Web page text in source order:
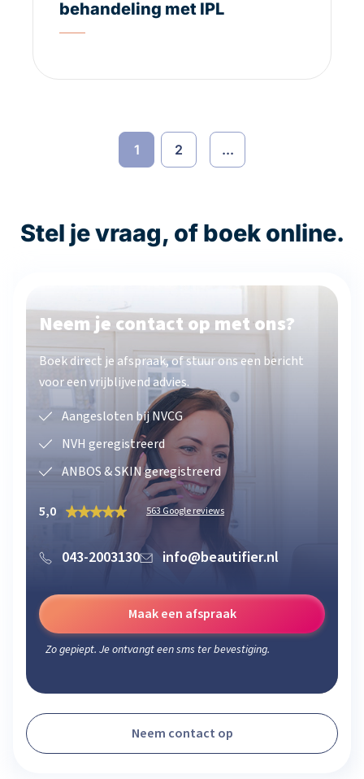
behandeling met IPL
1 2 ...
Stel je vraag, of boek online.
Neem je contact op met ons?
Boek direct je afspraak, of stuur ons een bericht
voor een vrijblijvend advies.
Aangesloten bij NVCG
NVH geregistreerd
ANBOS & SKIN geregistreerd
5,0 563 Google reviews
043-2003130 info@beautifier.nl
Maak een afspraak
Zo gepiept. Je ontvangt een sms ter bevestiging.
Neem contact op